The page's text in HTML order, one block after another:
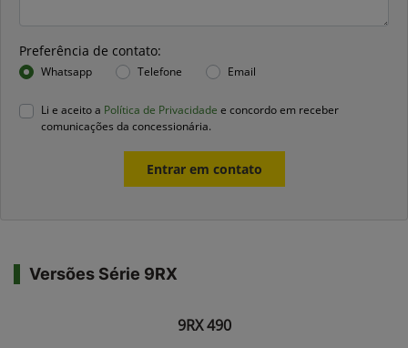
Preferência de contato:
Whatsapp Telefone Email
Li e aceito a Política de Privacidade e concordo em receber
comunicações da concessionária.
Entrar em contato
Versões Série 9RX
9RX 490